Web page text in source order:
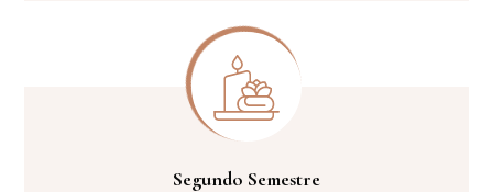
Segundo Semestre